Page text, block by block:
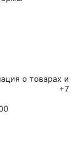
о товарах
+7